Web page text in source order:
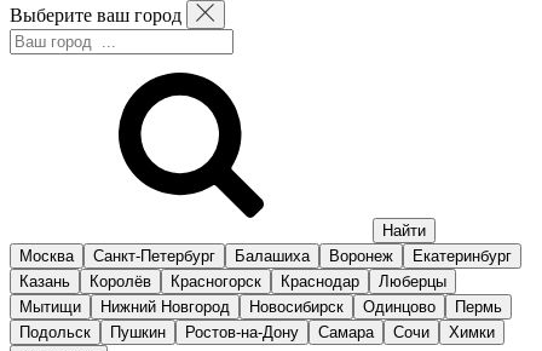
Выберите ваш город
Москва Санкт-Петербург Балашиха Воронеж
Екатеринбург
Казань
Королёв Красногорск Краснодар
Люберцы
Мытищи
Нижний Новгород Новосибирск Одинцово
Пермь
Подольск
Пушкин Ростов-на-Дону Самара Сочи
Химки